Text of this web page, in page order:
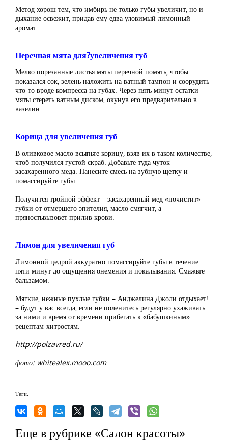
Метод хорош тем, что имбирь не только губы увеличит, но и
дыхание освежит, придав ему едва уловимый лимонный
аромат.
Перечная мята для?увеличения губ
Мелко порезанные листья мяты перечной помять, чтобы
показался сок, зелень наложить на ватный тампон и соорудить
что-то вроде компресса на губах. Через пять минут остатки
мяты стереть ватным диском, окунув его предварительно в
вазелин.
Корица для увеличения губ
В оливковое масло всыпьте корицу, взяв их в таком количестве,
чтоб получился густой скраб. Добавьте туда чуток
засахаренного меда. Нанесите смесь на зубную щетку и
помассируйте губы.
Получится тройной эффект – засахаренный мед «почистит»
губки от отмершего эпителия, масло смягчит, а
пряностьвызовет прилив крови.
Лимон для увеличения губ
Лимонной цедрой аккуратно помассируйте губы в течение
пяти минут до ощущения онемения и покалывания. Смажьте
бальзамом.
Мягкие, нежные пухлые губки – Анджелина Джоли отдыхает!
– будут у вас всегда, если не поленитесь регулярно ухаживать
за ними и время от времени прибегать к «бабушкиным»
рецептам-хитростям.
http://polzavred.ru/
фото: whitealex.mooo.com
Теги:
Еще в рубрике «Салон красоты»